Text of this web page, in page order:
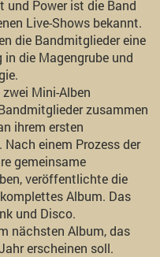
Power ist die Band
Live-Shows bekannt.
die Bandmitglieder eine
in die Magengrube und
Mini-Alben
zusammen
ihrem ersten
einem Prozess der
gemeinsame
veröffentlichte die
Album. Das
und Disco.
nächsten Album, das
erscheinen soll.